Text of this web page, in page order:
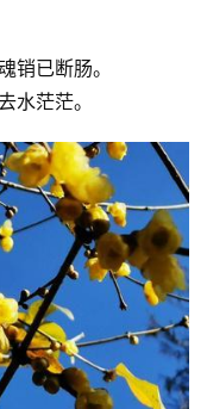
销已断肠。
水茫茫。